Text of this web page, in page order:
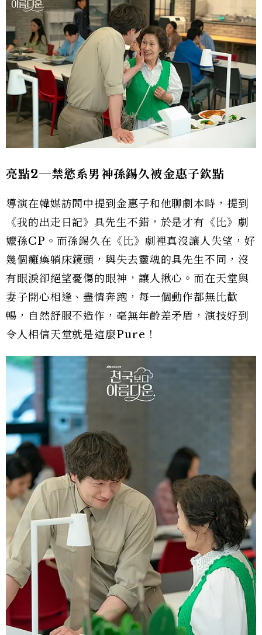
亮點2─禁慾系男神孫錫久被金惠子欽點
導演在韓媒訪問中提到金惠子和他聊劇本時，提到
《我的出走日記》具先生不錯，於是才有《比》劇
嬤孫CP。而孫錫久在《比》劇裡真沒讓人失望，好
幾個癱瘓躺床鏡頭，與失去靈魂的具先生不同，沒
有眼淚卻絕望憂傷的眼神，讓人揪心。而在天堂與
妻子開心相逢、盡情奔跑，每一個動作都無比歡
暢，自然舒服不造作，毫無年齡差矛盾，演技好到
令人相信天堂就是這麼Pure！